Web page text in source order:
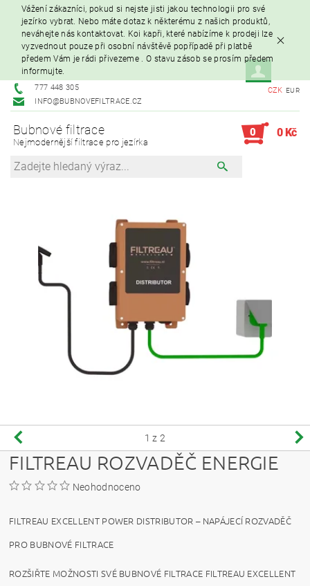
Vážení zákazníci, pokud si nejste jisti jakou technologii pro své
jezírko vybrat. Nebo máte dotaz k některému z našich produktů,
neváhejte nás kontaktovat. Koi kapři, které nabízíme k prodeji lze
vyzvednout pouze při osobní návštěvě popřípadě při platbě
předem Vám je rádi přivezeme . O stavu zásob se prosím předem
informujte.
777 448 305
INFO@BUBNOVEFILTRACE.CZ
CZK EUR
Bubnové filtrace
Nejmodernější filtrace pro jezírka
0 0 Kč
1 z 2
FILTREAU ROZVADĚČ ENERGIE
Neohodnoceno
FILTREAU EXCELLENT POWER DISTRIBUTOR – NAPÁJECÍ ROZVADĚČ
PRO BUBNOVÉ FILTRACE
ROZŠIŘTE MOŽNOSTI SVÉ BUBNOVÉ FILTRACE FILTREAU EXCELLENT